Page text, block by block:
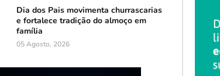
Dia dos Pais movimenta churrascarias
e fortalece tradição do almoço em
família
05 Agosto, 2026